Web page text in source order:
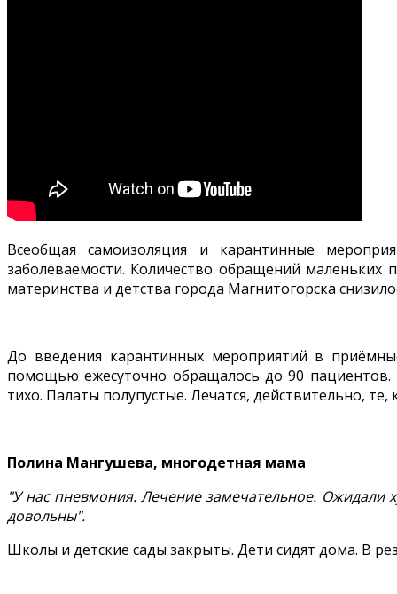
Всеобщая самоизоляция и карантинные
заболеваемости. Количество обращений
материнства и детства города Магнитогорска
До введения карантинных мероприятий в
помощью ежесуточно обращалось до 90 пациентов.
тихо. Палаты полупустые. Лечатся, действительно,
Полина Мангушева, многодетная мама
"У нас пневмония. Лечение замечательное. Ожидали
довольны".
Школы и детские сады закрыты. Дети сидят дома. В